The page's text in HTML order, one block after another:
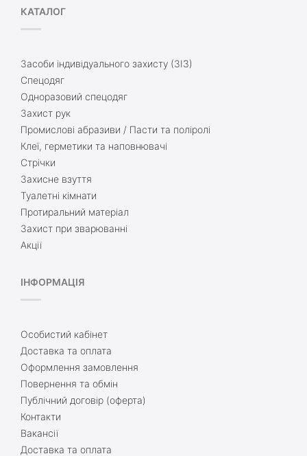
КАТАЛОГ
Засоби індивідуального захисту (ЗІЗ)
Спецодяг
Одноразовий спецодяг
Захист рук
Промислові абразиви / Пасти та поліролі
Клеї, герметики та наповнювачі
Стрічки
Захисне взуття
Туалетні кімнати
Протиральний матеріал
Захист при зварюванні
Акції
ІНФОРМАЦІЯ
Особистий кабінет
Доставка та оплата
Оформлення замовлення
Повернення та обмін
Публічний договір (оферта)
Контакти
Вакансії
Доставка та оплата